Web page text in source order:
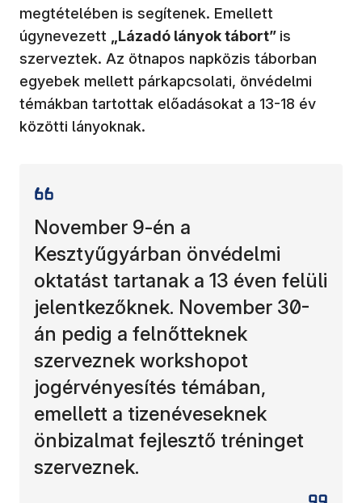
megtételében is segítenek. Emellett
úgynevezett
„Lázadó lányok tábort” is
szerveztek. Az ötnapos napközis táborban
egyebek mellett párkapcsolati, önvédelmi
témákban tartottak előadásokat a 13-18 év
közötti lányoknak.
November 9-én a
Kesztyűgyárban önvédelmi
oktatást tartanak a 13 éven felüli
jelentkezőknek. November 30-
án pedig a felnőtteknek
szerveznek workshopot
jogérvényesítés témában,
emellett a tizenéveseknek
önbizalmat fejlesztő tréninget
szerveznek.